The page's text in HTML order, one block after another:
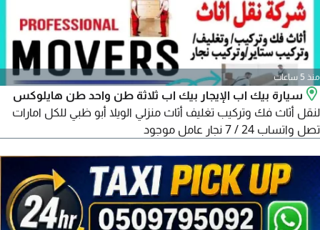
منذ 5 ساعات
سيارة بيك اب الإيجار بيك اب ثلاثة طن واحد طن هايلوكس
لنقل أثاث فك وتركيب تغليف أثاث منزلي الويلا أبو ظبي للكل امارات
تصل واتساب 24 / 7 نجار عامل موجود